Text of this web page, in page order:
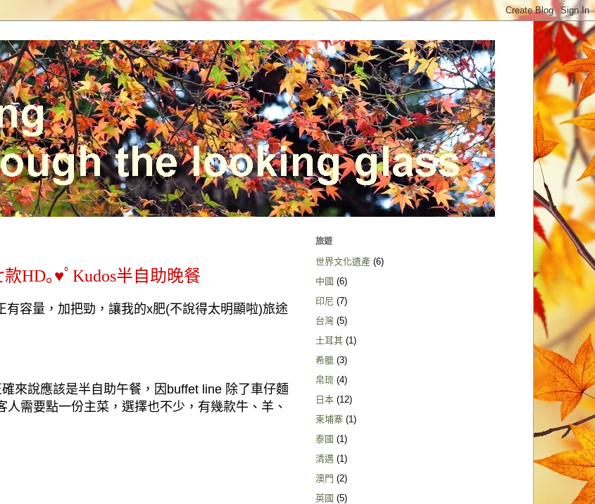
HD｡♥ﾟKudos半自助晚餐
有容量，加把勁，讓我的x肥(不說得太明顯啦)旅途
來說應該是半自助午餐，因 buffet line 除了車仔麵
人需要點一份主菜，選擇也不少，有幾款牛、羊、
旅遊
世界文化遺產 (6)
中國 (6)
印尼 (7)
台灣 (5)
土耳其 (1)
希臘 (3)
帛琉 (4)
日本 (12)
柬埔寨 (1)
泰國 (1)
清邁 (1)
澳門 (2)
英國 (5)